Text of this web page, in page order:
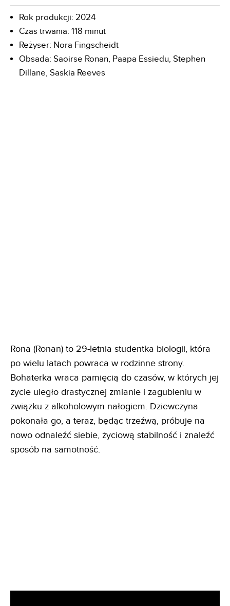
Rok produkcji: 2024
Czas trwania: 118 minut
Reżyser: Nora Fingscheidt
Obsada: Saoirse Ronan, Paapa Essiedu, Stephen
Dillane, Saskia Reeves
Rona (Ronan) to 29-letnia studentka biologii, która
po wielu latach powraca w rodzinne strony.
Bohaterka wraca pamięcią do czasów, w których jej
życie uległo drastycznej zmianie i zagubieniu w
związku z alkoholowym nałogiem. Dziewczyna
pokonała go, a teraz, będąc trzeźwą, próbuje na
nowo odnaleźć siebie, życiową stabilność i znaleźć
sposób na samotność.